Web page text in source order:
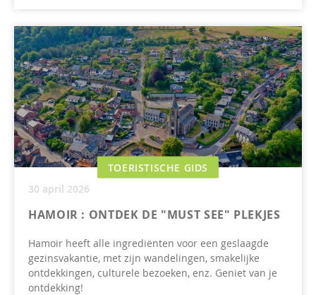
TOERISTISCHE GIDS
30 april 2026
HAMOIR : ONTDEK DE "MUST SEE" PLEKJES
Hamoir heeft alle ingrediënten voor een geslaagde
gezinsvakantie, met zijn wandelingen, smakelijke
ontdekkingen, culturele bezoeken, enz. Geniet van je
ontdekking!